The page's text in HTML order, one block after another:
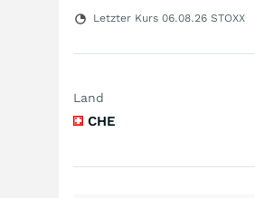
Letzter Kurs 06.08.26 STOXX
Land
CHE